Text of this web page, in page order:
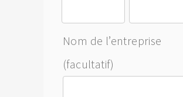
Nom de l’entreprise
(facultatif)